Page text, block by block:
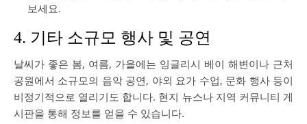
보세요.
4. 기타 소규모 행사 및 공연
날씨가 좋은 봄, 여름, 가을에는 잉글리시 베이 해변이나 근처
공원에서 소규모의 음악 공연, 야외 요가 수업, 문화 행사 등이
비정기적으로 열리기도 합니다. 현지 뉴스나 지역 커뮤니티 게
시판을 통해 정보를 얻을 수 있습니다.